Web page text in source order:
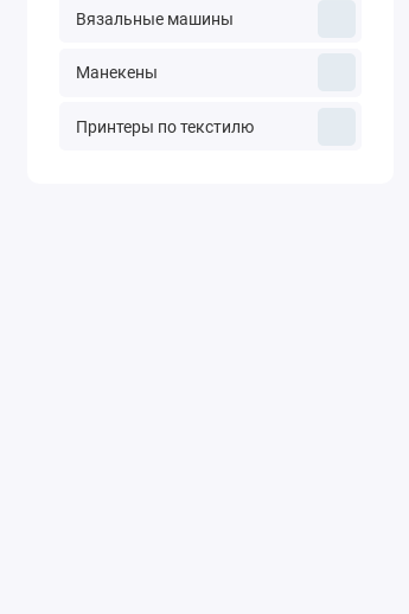
Вязальные машины
Манекены
Принтеры по текстилю